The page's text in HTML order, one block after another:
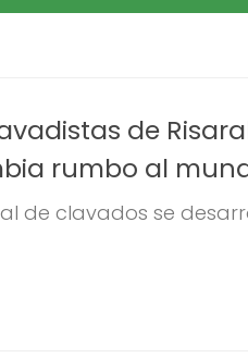
de
rumbo al
de clavados se